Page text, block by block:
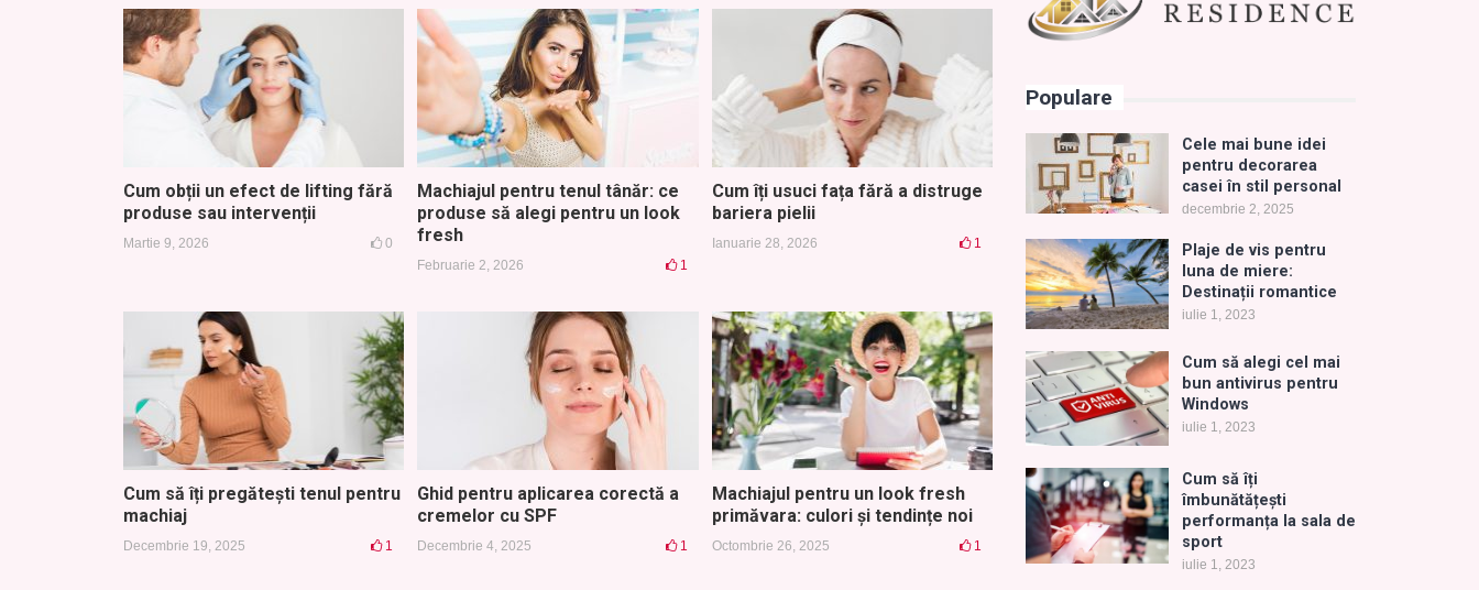
Cum obții un efect de lifting fără
produse sau intervenții
Martie 9, 2026 0
Machiajul pentru tenul tânăr: ce
produse să alegi pentru un look
fresh
Februarie 2, 2026 1
Cum îți usuci fața fără a distruge
bariera pielii
Ianuarie 28, 2026 1
Cum să îți pregătești tenul pentru
machiaj
Decembrie 19, 2025 1
Ghid pentru aplicarea corectă a
cremelor cu SPF
Decembrie 4, 2025 1
Machiajul pentru un look fresh
primăvara: culori și tendințe noi
Octombrie 26, 2025 1
Populare
Cele mai bune idei
pentru decorarea
casei în stil personal
decembrie 2, 2025
Plaje de vis pentru
luna de miere:
Destinații romantice
iulie 1, 2023
Cum să alegi cel mai
bun antivirus pentru
Windows
iulie 1, 2023
Cum să îți
îmbunătățești
performanța la sala de
sport
iulie 1, 2023